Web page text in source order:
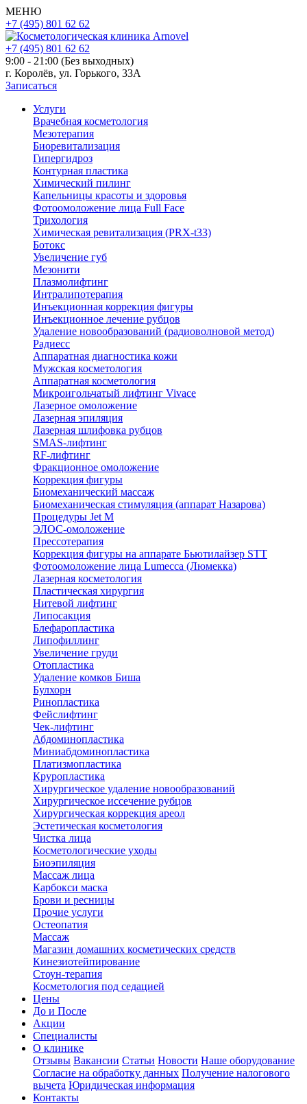
МЕНЮ
+7 (495) 801 62 62
+7 (495) 801 62 62
9:00 - 21:00 (Без выходных)
г. Королёв, ул. Горького, 33А
Записаться
Услуги
Врачебная косметология
Мезотерапия
Биоревитализация
Гипергидроз
Контурная пластика
Химический пилинг
Капельницы красоты и здоровья
Фотоомоложение лица Full Face
Трихология
Химическая ревитализация (PRX-t33)
Ботокс
Увеличение губ
Мезонити
Плазмолифтинг
Интралипотерапия
Инъекционная коррекция фигуры
Инъекционное лечение рубцов
Удаление новообразований (радиоволновой метод)
Радиесс
Аппаратная диагностика кожи
Мужская косметология
Аппаратная косметология
Микроигольчатый лифтинг Vivace
Лазерное омоложение
Лазерная эпиляция
Лазерная шлифовка рубцов
SMAS-лифтинг
RF-лифтинг
Фракционное омоложение
Коррекция фигуры
Биомеханический массаж
Биомеханическая стимуляция (аппарат Назарова)
Процедуры Jet M
ЭЛОС-омоложение
Прессотерапия
Коррекция фигуры на аппарате Бьютилайзер STT
Фотоомоложение лица Lumecca (Люмекка)
Лазерная косметология
Пластическая хирургия
Нитевой лифтинг
Липосакция
Блефаропластика
Липофиллинг
Увеличение груди
Отопластика
Удаление комков Биша
Булхорн
Ринопластика
Фейслифтинг
Чек-лифтинг
Абдоминопластика
Миниабдоминопластика
Платизмопластика
Круропластика
Хирургическое удаление новообразований
Хирургическое иссечение рубцов
Хирургическая коррекция ареол
Эстетическая косметология
Чистка лица
Косметологические уходы
Биоэпиляция
Массаж лица
Карбокси маска
Брови и ресницы
Прочие услуги
Остеопатия
Массаж
Магазин домашних косметических средств
Кинезиотейпирование
Стоун-терапия
Косметология под седацией
Цены
До и После
Акции
Специалисты
О клинике
Отзывы Вакансии Статьи Новости Наше оборудование
Согласие на обработку данных Получение налогового
вычета Юридическая информация
Контакты